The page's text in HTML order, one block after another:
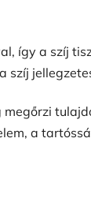
így a szíj
szíj
a